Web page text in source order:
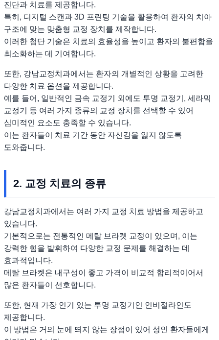
진단과 치료를 제공합니다.
특히, 디지털 스캔과 3D 프린팅 기술을 활용하여 환자의 치아
구조에 맞는 맞춤형 교정 장치를 제작합니다.
이러한 첨단 기술은 치료의 효율성을 높이고 환자의 불편함을
최소화하는 데 기여합니다.
또한, 강남교정치과에서는 환자의 개별적인 상황을 고려한
다양한 치료 옵션을 제공합니다.
예를 들어, 일반적인 금속 교정기 외에도 투명 교정기, 세라믹
교정기 등 여러 가지 종류의 교정 장치를 선택할 수 있어
심미적인 요소도 충족할 수 있습니다.
이는 환자들이 치료 기간 동안 자신감을 잃지 않도록
도와줍니다.
2. 교정 치료의 종류
강남교정치과에서는 여러 가지 교정 치료 방법을 제공하고
있습니다.
기본적으로는 전통적인 메탈 브라켓 교정이 있으며, 이는
강력한 힘을 발휘하여 다양한 교정 문제를 해결하는 데
효과적입니다.
메탈 브라켓은 내구성이 좋고 가격이 비교적 합리적이어서
많은 환자들이 선호합니다.
또한, 현재 가장 인기 있는 투명 교정기인 인비절라인도
제공합니다.
이 방법은 거의 눈에 띄지 않는 장점이 있어 성인 환자들에게